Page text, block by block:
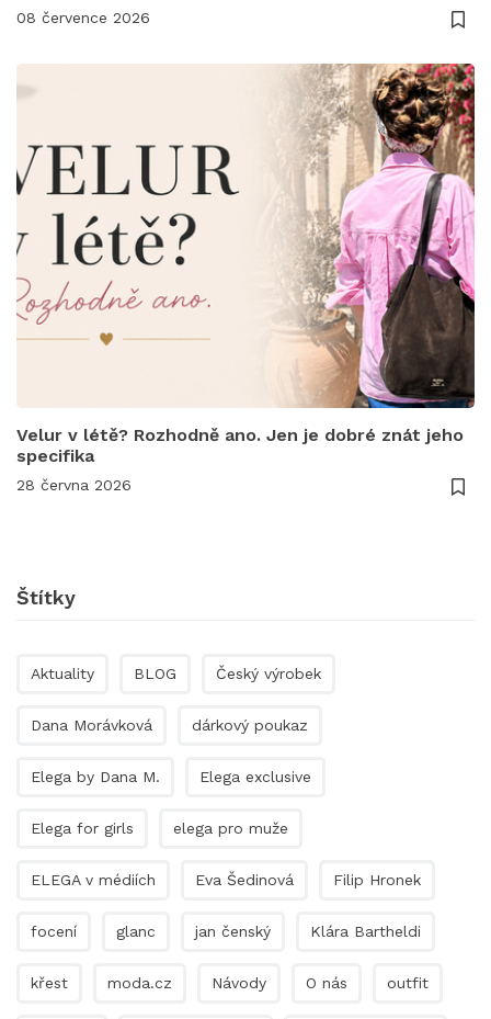
08 července 2026
Velur v létě? Rozhodně ano. Jen je dobré znát jeho
specifika
28 června 2026
Štítky
Aktuality BLOG Český výrobek
Dana Morávková dárkový poukaz
Elega by Dana M. Elega exclusive
Elega for girls elega pro muže
ELEGA v médiích Eva Šedinová Filip Hronek
focení glanc jan čenský Klára Bartheldi
křest moda.cz Návody O nás outfit